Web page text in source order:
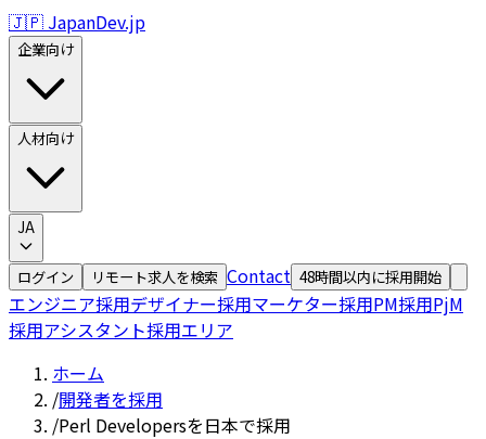
🇯🇵 JapanDev.jp
企業向け
人材向け
JA
ログイン リモート求人を検索 Contact 48時間以内に採用開始
エンジニア採用デザイナー採用マーケター採用PM採用PjM
採用アシスタント採用エリア
ホーム
/開発者を採用
/Perl Developersを日本で採用